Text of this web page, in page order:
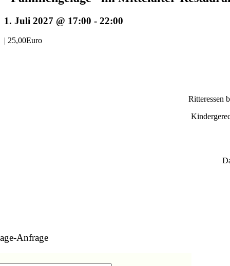
1. Juli 2027 @ 17:00 - 22:00
| 25,00Euro
Ritteressen
Anfrage